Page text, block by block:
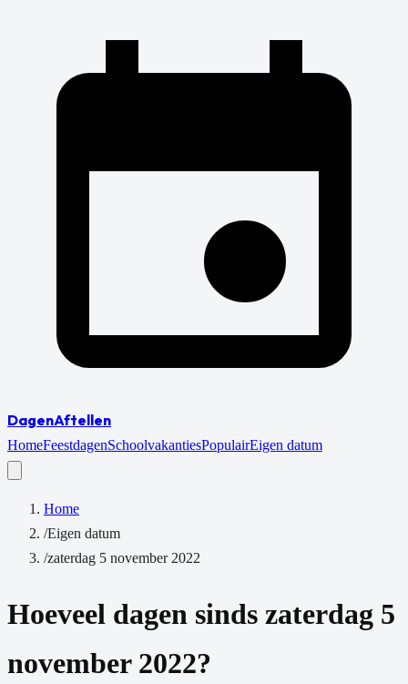
DagenAftellen
HomeFeestdagenSchoolvakantiesPopulairEigen datum
Home
/Eigen datum
/zaterdag 5 november 2022
Hoeveel dagen sinds zaterdag 5
november 2022?